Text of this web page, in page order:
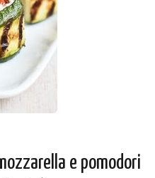
e pomodori